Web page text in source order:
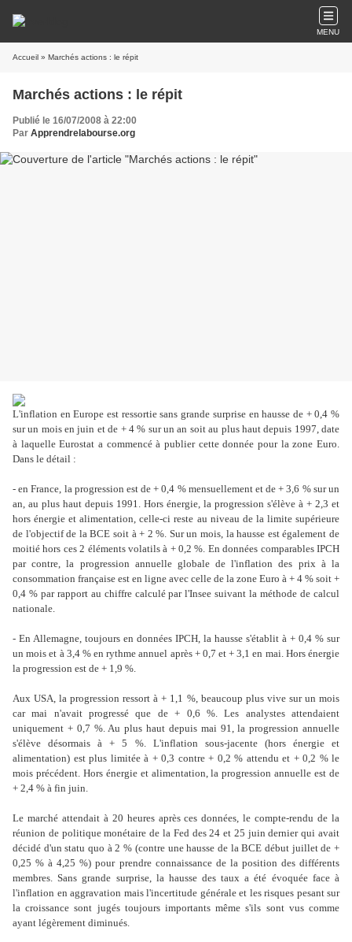
MENU
Accueil » Marchés actions : le répit
Marchés actions : le répit
Publié le 16/07/2008 à 22:00
Par Apprendrelabourse.org
L'inflation en Europe est ressortie sans grande surprise en hausse de + 0,4 %
sur un mois en juin et de + 4 % sur un an soit au plus haut depuis 1997, date
à laquelle Eurostat a commencé à publier cette donnée pour la zone Euro.
Dans le détail :
- en France, la progression est de + 0,4 % mensuellement et de + 3,6 % sur un
an, au plus haut depuis 1991. Hors énergie, la progression s'élève à + 2,3 et
hors énergie et alimentation, celle-ci reste au niveau de la limite supérieure
de l'objectif de la BCE soit à + 2 %. Sur un mois, la hausse est également de
moitié hors ces 2 éléments volatils à + 0,2 %. En données comparables IPCH
par contre, la progression annuelle globale de l'inflation des prix à la
consommation française est en ligne avec celle de la zone Euro à + 4 % soit +
0,4 % par rapport au chiffre calculé par l'Insee suivant la méthode de calcul
nationale.
- En Allemagne, toujours en données IPCH, la hausse s'établit à + 0,4 % sur
un mois et à 3,4 % en rythme annuel après + 0,7 et + 3,1 en mai. Hors énergie
la progression est de + 1,9 %.
Aux USA, la progression ressort à + 1,1 %, beaucoup plus vive sur un mois
car mai n'avait progressé que de + 0,6 %. Les analystes attendaient
uniquement + 0,7 %. Au plus haut depuis mai 91, la progression annuelle
s'élève désormais à + 5 %. L'inflation sous-jacente (hors énergie et
alimentation) est plus limitée à + 0,3 contre + 0,2 % attendu et + 0,2 % le
mois précédent. Hors énergie et alimentation, la progression annuelle est de
+ 2,4 % à fin juin.
Le marché attendait à 20 heures après ces données, le compte-rendu de la
réunion de politique monétaire de la Fed des 24 et 25 juin dernier qui avait
décidé d'un statu quo à 2 % (contre une hausse de la BCE début juillet de +
0,25 % à 4,25 %) pour prendre connaissance de la position des différents
membres. Sans grande surprise, la hausse des taux a été évoquée face à
l'inflation en aggravation mais l'incertitude générale et les risques pesant sur
la croissance sont jugés toujours importants même s'ils sont vus comme
ayant légèrement diminués.